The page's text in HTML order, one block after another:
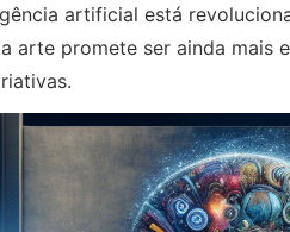
artificial está
arte promete ser ainda mais